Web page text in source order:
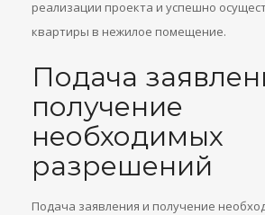
реализации проекта и успешно
квартиры в нежилое помещение.
Подача
получение
необходимых
разрешений
Подача заявления и получение